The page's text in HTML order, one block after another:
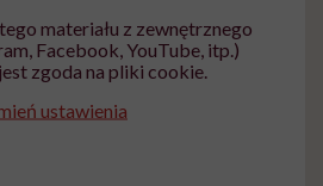
materiału z zewnętrznego
Facebook, YouTube, itp.)
zgoda na pliki cookie.
ustawienia